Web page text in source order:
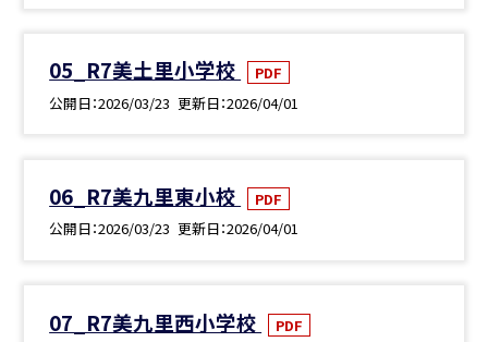
05_R7美土里小学校
PDF
公開日 2026/03/23 更新日 2026/04/01
06_R7美九里東小校
PDF
公開日 2026/03/23 更新日 2026/04/01
07_R7美九里西小学校
PDF